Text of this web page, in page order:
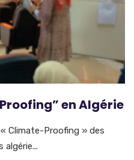
en Algérie
Climate-Proofing » des